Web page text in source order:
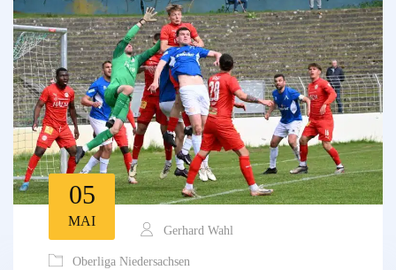
05
MAI
Gerhard Wahl
Oberliga Niedersachsen